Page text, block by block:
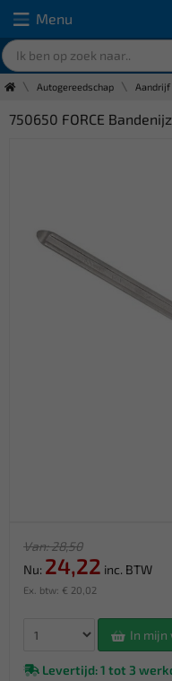
Menu
Autogereedschap Aandrijf
750650 FORCE
Van: 28,50
Nu: 24,22 inc. BTW
Ex. btw: € 20,02
In mijn
Levertijd: 1 tot 3